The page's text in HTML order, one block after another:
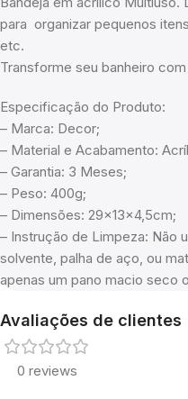
para organizar pequenos
etc.
Transforme seu banheiro
Especificação do Produto:
– Marca: Decor;
– Material e Acabamento:
– Garantia: 3 Meses;
– Peso: 400g;
– Dimensões: 29x13x4,5cm;
– Instrução de Limpeza: Não
solvente, palha de aço, ou
apenas um pano macio seco
Avaliações de clientes
0 reviews